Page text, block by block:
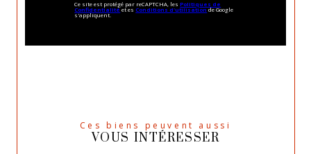
Ce site est protégé par reCAPTCHA, lesPolitiques de
Confidentialitéet esConditions d'utilisationde Google
s'appliquent.
Ces biens peuvent aussi
VOUS INTÉRESSER